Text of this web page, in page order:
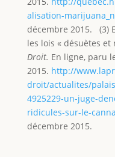
alisation-
décembre 2015. (3)
les lois « désuètes
Droit. En ligne, paru
2015. http://
droit/actualites/
4925229-un-juge-
ridicules-sur-le-
décembre 2015.